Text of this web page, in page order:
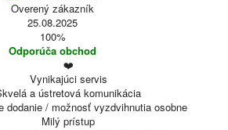
Overený zákazník
25.08.2025
100%
Odporúča obchod
❤️
Vynikajúci servis
a ústretová komunikácia
dodanie / možnosť vyzdvihnutia osobne
Milý prístup